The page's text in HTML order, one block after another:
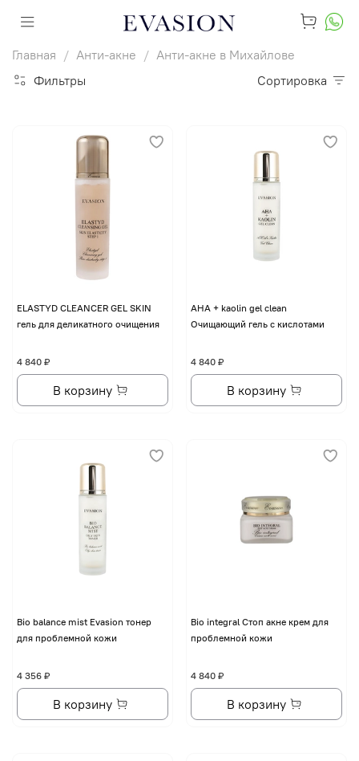
Главная Анти-акне
Анти-акне в Михайлове
Фильтры
Сортировка
ELASTYD CLEANCER GEL SKIN
гель для деликатного очищения
4 840 ₽
В корзину
AHA + kaolin gel clean
Очищающий гель с кислотами
4 840 ₽
В корзину
Bio balance mist Evasion тонер
для проблемной кожи
4 356 ₽
В корзину
Bio integral Стоп акне крем для
проблемной кожи
4 840 ₽
В корзину